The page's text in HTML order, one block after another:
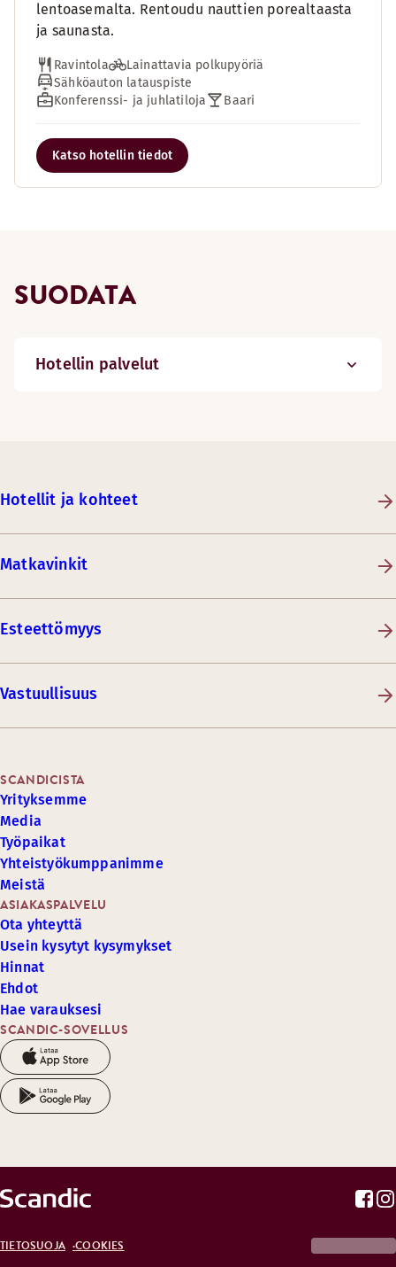
lentoasemalta. Rentoudu nauttien porealtaasta
ja saunasta.
Ravintola
Lainattavia polkupyöriä
Sähköauton latauspiste
Konferenssi- ja juhlatiloja
Baari
Katso hotellin tiedot
SUODATA
Hotellin palvelut
Hotellit ja kohteet
Matkavinkit
Esteettömyys
Vastuullisuus
SCANDIC-SOVELLUS
ASIAKASPALVELU
Ota yhteyttä
Usein kysytyt kysymykset
Hinnat
Ehdot
Hae varauksesi
SCANDICISTA
Yrityksemme
Media
Työpaikat
Yhteistyökumppanimme
Meistä
TIETOSUOJA COOKIES